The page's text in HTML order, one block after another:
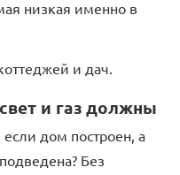
низкая именно в
и дач.
и газ должны
если дом построен, а
Без